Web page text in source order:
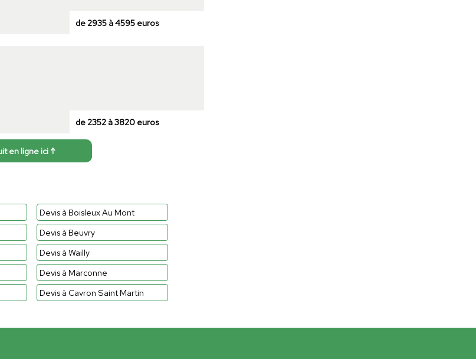
de 2935 à 4595 euros
de 2352 à 3820 euros
en ligne ici ↑
Devis à Boisleux Au Mont
Devis à Beuvry
Devis à Wailly
Devis à Marconne
Devis à Cavron Saint Martin